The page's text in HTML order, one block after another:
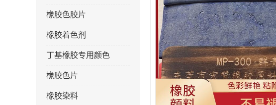
橡胶色胶片
橡胶着色剂
丁基橡胶专用颜色
橡胶色片
橡胶染料